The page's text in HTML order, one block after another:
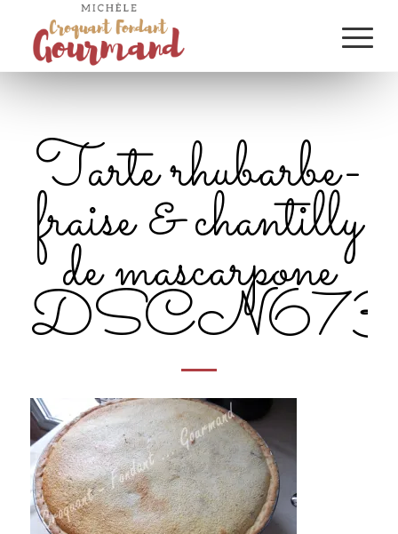
Tarte rhubarbe-
fraise & chantilly
de mascarpone